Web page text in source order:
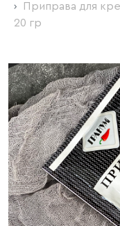
Приправа для
20 гр